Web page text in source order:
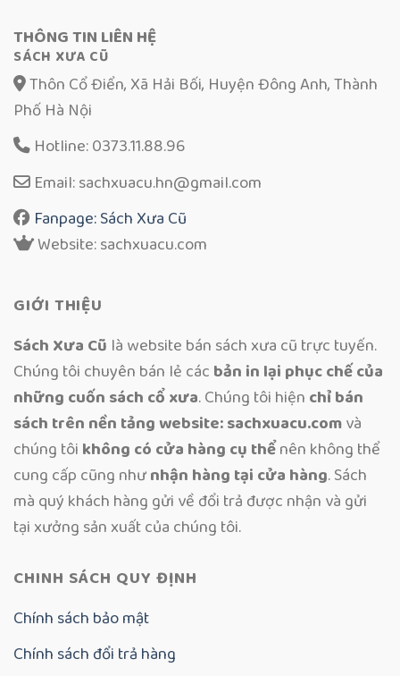
THÔNG TIN LIÊN HỆ
SÁCH XƯA CŨ
Thôn Cổ Điển, Xã Hải Bối, Huyện Đông Anh, Thành
Phố Hà Nội
Hotline: 0373.11.88.96
Email: sachxuacu.hn@gmail.com
Fanpage: Sách Xưa Cũ
Website: sachxuacu.com
GIỚI THIỆU
Sách Xưa Cũ là website bán sách xưa cũ trực tuyến.
Chúng tôi chuyên bán lẻ các bản in lại phục chế của
những cuốn sách cổ xưa. Chúng tôi hiện chỉ bán
sách trên nền tảng website: sachxuacu.comvà
chúng tôi không có cửa hàng cụ thểnên không thể
cung cấp cũng nhưnhận hàng tại cửa hàng. Sách
mà quý khách hàng gửi về đổi trả được nhận và gửi
tại xưởng sản xuất của chúng tôi.
CHINH SÁCH QUY ĐỊNH
Chính sách bảo mật
Chính sách đổi trả hàng